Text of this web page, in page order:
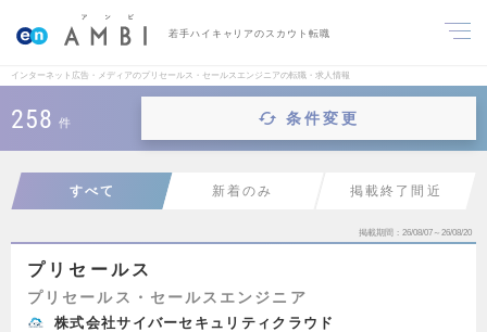
若手ハイキャリアのスカウト転職
インターネット広告・メディアのプリセールス・セールスエンジニアの転職・求人情報
258 件 条件変更
すべて 新着のみ 掲載終了間近
掲載期間 26/08/07～26/08/20
プリセールス
プリセールス・セールスエンジニア
株式会社サイバーセキュリティクラウド